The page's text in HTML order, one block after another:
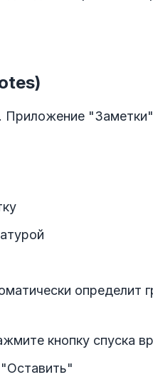
Приложение
определит
кнопку спуска